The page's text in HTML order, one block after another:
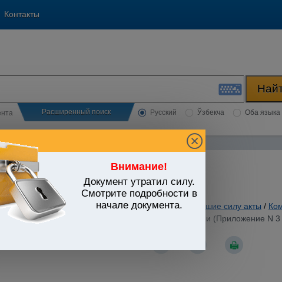
Контакты
Расширенный поиск Русский Ўзбекча Оба языка
Внимание!
Документ утратил силу.
Смотрите подробности в
начале документа.
УЗБЕКИСТАНА
помещения. Коммунальное хозяйство / Утратившие силу акты /
помещениями и придомовыми территориями (Приложение N 3